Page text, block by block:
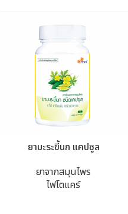
ยามะระขี้นก แคปซูล
ยาจากสมุนไพร
ไฟโตแคร์